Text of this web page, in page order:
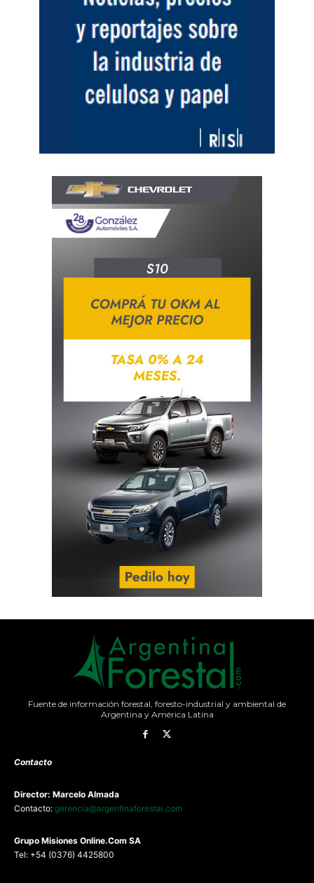
Fuente de información forestal, foresto-industrial y ambiental de
Argentina y América Latina
Contacto
Director: Marcelo Almada
Contacto: gerencia@argentinaforestal.com
Grupo Misiones Online.Com SA
Tel: +54 (0376) 4425800